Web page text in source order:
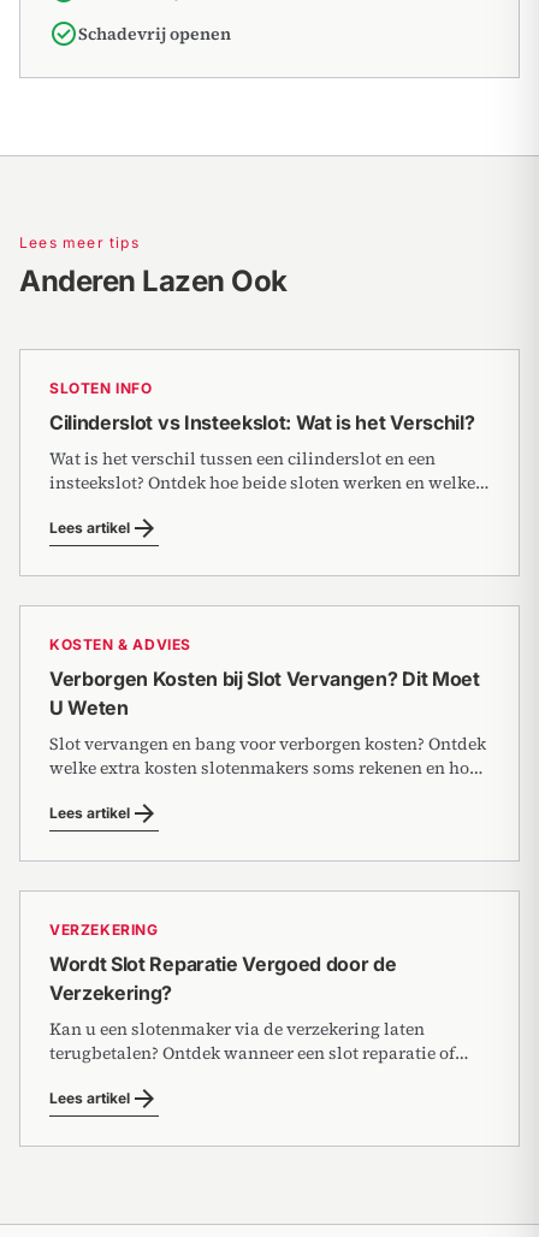
check_circleSchadevrij openen
Lees meer tips
Anderen Lazen Ook
SLOTEN INFO
Cilinderslot vs Insteekslot: Wat is het Verschil?
Wat is het verschil tussen een cilinderslot en een
insteekslot? Ontdek hoe beide sloten werken en welke
Lees artikel arrow_forward
KOSTEN & ADVIES
Verborgen Kosten bij Slot Vervangen? Dit Moet
U Weten
Slot vervangen en bang voor verborgen kosten? Ontdek
welke extra kosten slotenmakers soms rekenen en hoe
Lees artikel arrow_forward
VERZEKERING
Wordt Slot Reparatie Vergoed door de
Verzekering?
Kan u een slotenmaker via de verzekering laten
terugbetalen? Ontdek wanneer een slot reparatie of
Lees artikel arrow_forward